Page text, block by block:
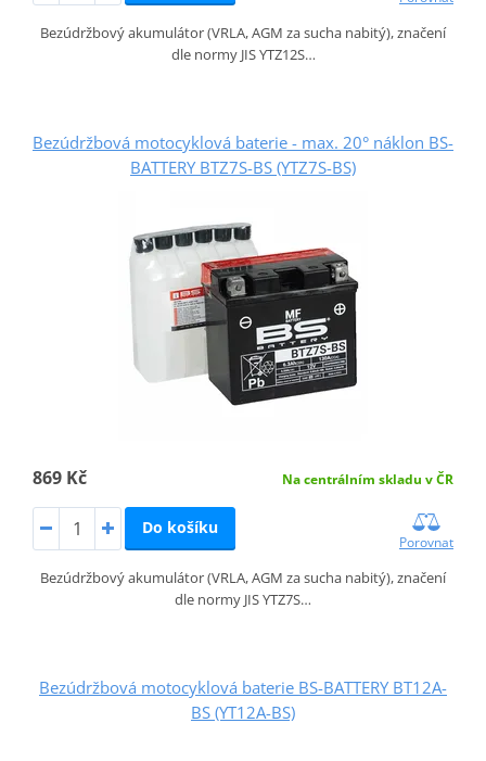
Bezúdržbový akumulátor (VRLA, AGM za sucha nabitý), značení
dle normy JIS YTZ12S…
Bezúdržbová motocyklová baterie - max. 20° náklon BS-
BATTERY BTZ7S-BS (YTZ7S-BS)
869 Kč Na centrálním skladu v ČR
Do košíku
Porovnat
Bezúdržbový akumulátor (VRLA, AGM za sucha nabitý), značení
dle normy JIS YTZ7S…
Bezúdržbová motocyklová baterie BS-BATTERY BT12A-
BS (YT12A-BS)